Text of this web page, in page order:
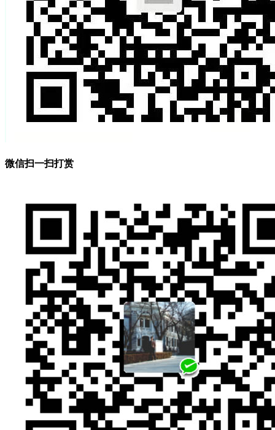
微信扫一扫打赏